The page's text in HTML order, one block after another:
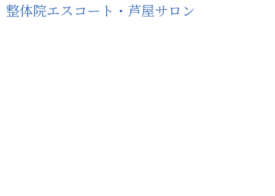
整体院エスコート・芦屋サロン